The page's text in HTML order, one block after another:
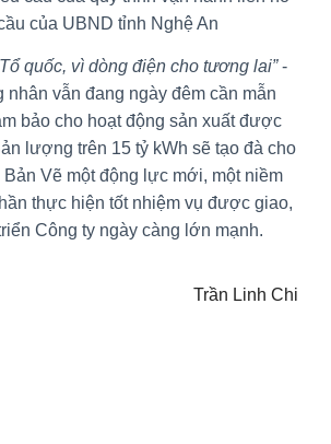
của UBND tỉnh Nghệ An
quốc, vì dòng điện cho tương lai”-
vẫn đang ngày đêm cần mẫn
bảo cho hoạt động sản xuất được
lượng trên 15 tỷ kWh sẽ tạo đà cho
Vẽ một động lực mới, một niềm
thực hiện tốt nhiệm vụ được giao,
Công ty ngày càng lớn mạnh.
Trần Linh Chi